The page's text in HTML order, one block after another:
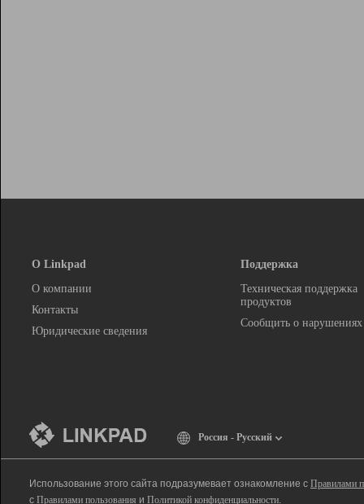
О Linkpad
О компании
Контакты
Юридические сведения
Поддержка
Техническая поддержка
продуктов
Сообщить о нарушениях
Россия - Русский
Использование этого сайта подразумевает ознакомление с Правилами
с Правилами пользования и Политикой конфиденциальности.